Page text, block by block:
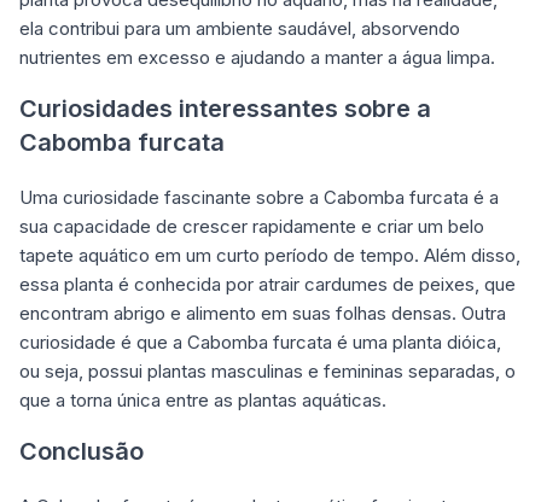
ela contribui para um ambiente saudável, absorvendo
nutrientes em excesso e ajudando a manter a água limpa.
Curiosidades interessantes sobre a
Cabomba furcata
Uma curiosidade fascinante sobre a Cabomba furcata é a
sua capacidade de crescer rapidamente e criar um belo
tapete aquático em um curto período de tempo. Além disso,
essa planta é conhecida por atrair cardumes de peixes, que
encontram abrigo e alimento em suas folhas densas. Outra
curiosidade é que a Cabomba furcata é uma planta dióica,
ou seja, possui plantas masculinas e femininas separadas, o
que a torna única entre as plantas aquáticas.
Conclusão